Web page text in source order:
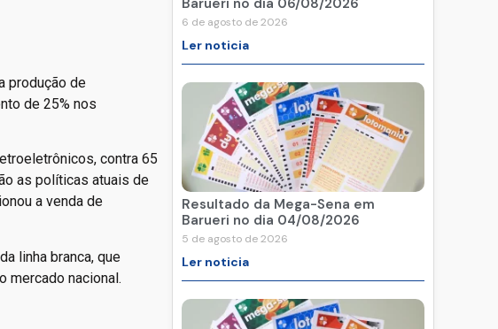
produção de
de 25% nos
contra 65
as políticas atuais de
a venda de
linha branca, que
mercado nacional.
Barueri no dia 06/08/2026
6 de agosto de 2026
Ler noticia
Resultado da Mega-Sena em
Barueri no dia 04/08/2026
5 de agosto de 2026
Ler noticia